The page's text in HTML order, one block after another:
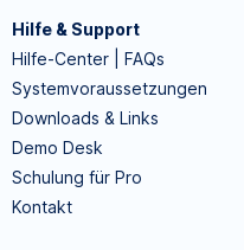
Hilfe & Support
Hilfe-Center | FAQs
Systemvoraussetzungen
Downloads & Links
Demo Desk
Schulung für Pro
Kontakt